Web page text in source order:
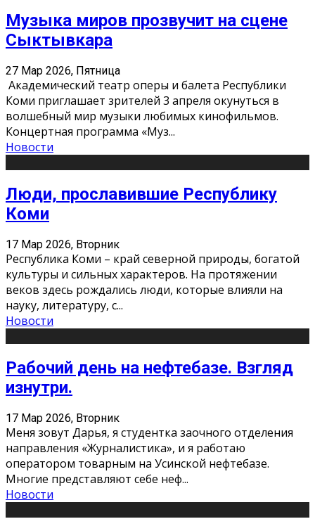
Музыка миров прозвучит на сцене
Сыктывкара
27 Мар 2026, Пятница
Академический театр оперы и балета Республики
Коми приглашает зрителей 3 апреля окунуться в
волшебный мир музыки любимых кинофильмов.
Концертная программа «Муз...
Новости
Люди, прославившие Республику
Коми
17 Мар 2026, Вторник
Республика Коми – край северной природы, богатой
культуры и сильных характеров. На протяжении
веков здесь рождались люди, которые влияли на
науку, литературу, с...
Новости
Рабочий день на нефтебазе. Взгляд
изнутри.
17 Мар 2026, Вторник
Меня зовут Дарья, я студентка заочного отделения
направления «Журналистика», и я работаю
оператором товарным на Усинской нефтебазе.
Многие представляют себе неф...
Новости